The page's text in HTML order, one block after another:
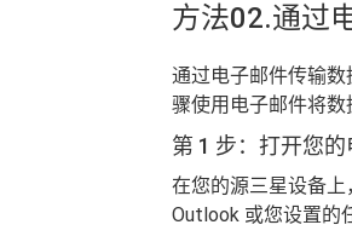
方法02.通过
通过电子邮件传输
骤使用电子邮件将数
第 1 步：打开您
在您的源三星设备上
Outlook 或您设置的